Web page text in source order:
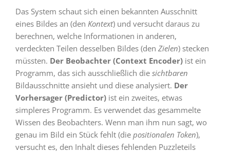
Das System schaut sich einen bekannten Ausschnitt
eines Bildes an (den Kontext) und versucht daraus zu
berechnen, welche Informationen in anderen,
verdeckten Teilen desselben Bildes (den Zielen) stecken
müssten. Der Beobachter (Context Encoder) ist ein
Programm, das sich ausschließlich die sichtbaren
Bildausschnitte ansieht und diese analysiert. Der
Vorhersager (Predictor) ist ein zweites, etwas
simpleres Programm. Es verwendet das gesammelte
Wissen des Beobachters. Wenn man ihm nun sagt, wo
genau im Bild ein Stück fehlt (die positionalen Token),
versucht es, den Inhalt dieses fehlenden Puzzleteils